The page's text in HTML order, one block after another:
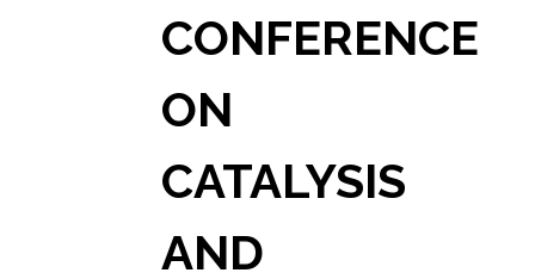
CONFERENCE
ON
CATALYSIS
AND